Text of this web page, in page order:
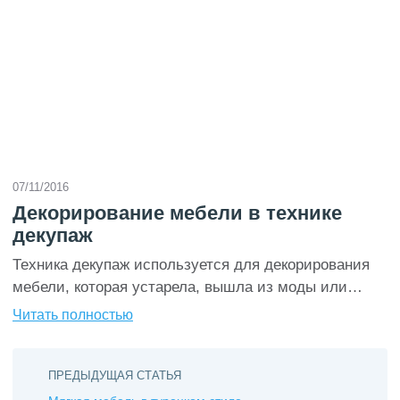
07/11/2016
Декорирование мебели в технике
декупаж
Техника декупаж используется для декорирования
мебели, которая устарела, вышла из моды или
просто не вписывается в имеющийся интерьер.
сделать ее «изюминкой» интерьерного дизайна
Читать полностью
ПРЕДЫДУЩАЯ СТАТЬЯ